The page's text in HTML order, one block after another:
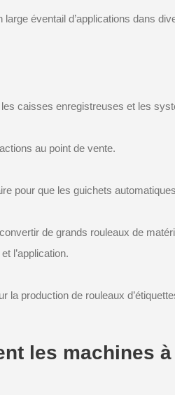
éventail d’applications dans
caisses enregistreuses et les
au point de vente.
pour que les guichets
de grands rouleaux de
l’application.
la production de rouleaux
les machines